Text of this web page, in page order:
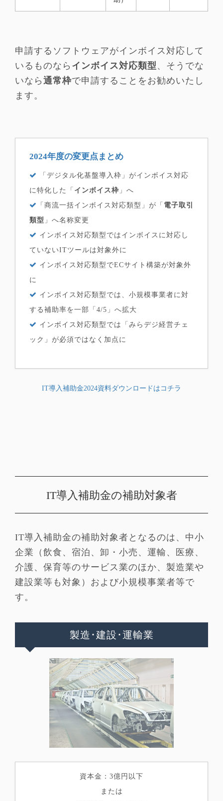
申請するソフトウェアがインボイス対応して
いるものなら インボイス対応類型 、そうでな
いなら 通常枠で申請することをお勧めいたし
ます。
2024年度の変更点まとめ
「デジタル化基盤導入枠」がインボイス対応
に特化した「 インボイス枠 」へ
「商流一括インボイス対応類型」が「 電子取引
類型 」へ名称変更
インボイス対応類型ではインボイスに対応し
ていないITツールは対象外に
インボイス対応類型でECサイト構築が対象外
に
インボイス対応類型では、小規模事業者に対
する補助率を一部「4/5」へ拡大
インボイス対応類型では「みらデジ経営チェ
ック」が必須ではなく加点に
IT導入補助金2024資料ダウンロードはコチラ
IT導入補助金の補助対象者
IT導入補助金の補助対象者となるのは、中小
企業（飲食、宿泊、卸・小売、運輸、医療、
介護、保育等のサービス業のほか、製造業や
建設業等も対象）および小規模事業者等で
す。
製造･建設･運輸業
資本金：3億円以下
または